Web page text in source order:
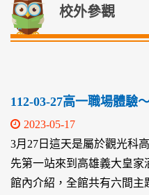
校外參觀
112-03-27高一職場體驗
2023-05-17
3月27日這天是屬於觀光科
先第一站來到高雄義大皇
館內介紹，全館共有六間主